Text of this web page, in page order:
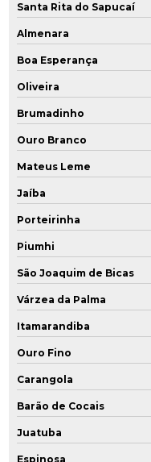
Remediação
Remediação ex situ
Remediação in situ
Remediação de
Remediação química
Remediação de solo
Remediação de solos
Remediação de solos
Remediação tratamento
Serviços de consultoria
Serviços de
Serviços de
Santa Rita do Sapucaí
Almenara
Boa Esperança
Oliveira
Brumadinho
Ouro Branco
Mateus Leme
Jaíba
Porteirinha
Piumhi
São Joaquim de Bicas
Várzea da Palma
Itamarandiba
Ouro Fino
Carangola
Barão de Cocais
Juatuba
Espinosa